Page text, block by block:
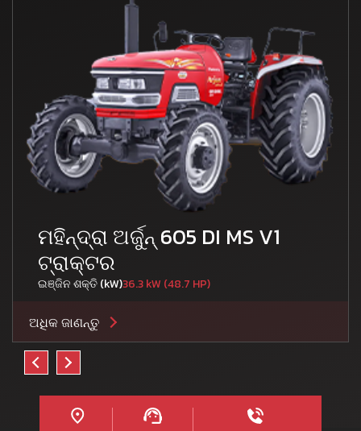
ମହିନ୍ଦ୍ରା ଅର୍ଜୁନ୍ 605 DI MS V1
ଟ୍ରାକ୍ଟର
ଇଞ୍ଜିନ ଶକ୍ତି (kW)36.3 kW (48.7 HP)
ଅଧିକ ଜାଣନ୍ତୁ